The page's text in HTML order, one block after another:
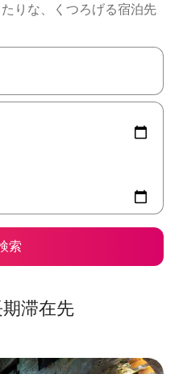
りな、くつろげる宿泊先
の矢印キーを使って移動するか
索
滞在先